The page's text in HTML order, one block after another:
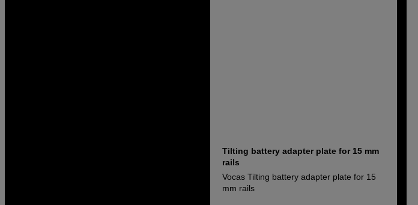
Tilting battery adapter plate for 15 mm
rails
Vocas Tilting battery adapter plate for 15
mm rails